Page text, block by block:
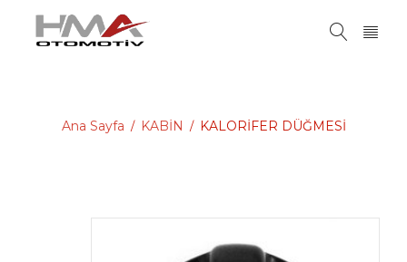
Ana Sayfa / KABİN / KALORİFER DÜĞMESİ